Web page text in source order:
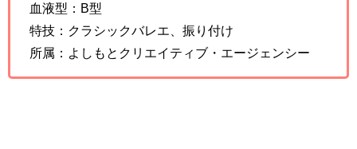
血液型：B型
特技：クラシックバレエ、振り付け
所属：よしもとクリエイティブ・エージェンシー